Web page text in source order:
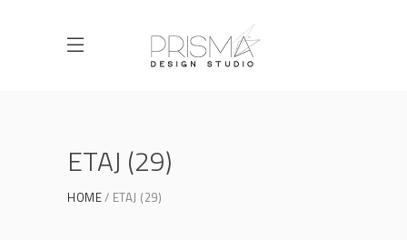
ETAJ (29)
HOME ETAJ (29)